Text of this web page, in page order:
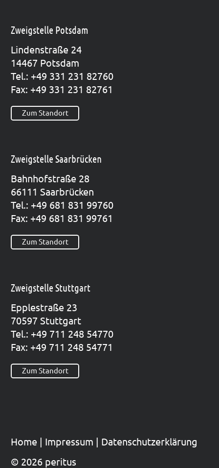
Zweigstelle Potsdam
Lin­den­stra­ße 24
14467 Pots­dam
Tel.: +49 331 231 82760
Fax: +49 331 231 82761
Zum Standort
Zweigstelle Saarbrücken
Bahn­hof­stra­ße 28
66111 Saar­brü­cken
Tel.: +49 681 831 99760
Fax: +49 681 831 99761
Zum Standort
Zweigstelle Stuttgart
Epp­le­straße 23
70597 Stutt­gart
Tel.: +49 711 248 54770
Fax: +49 711 248 54771
Zum Standort
Home Impres­sum
Datenschutzerklärung
© 2026 peritus